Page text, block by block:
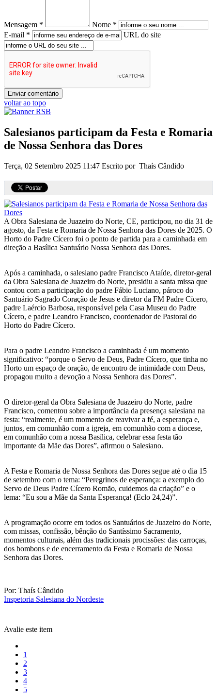
Mensagem *
Nome *
E-mail *
URL do site
voltar ao topo
Salesianos participam da Festa e Romaria
de Nossa Senhora das Dores
Terça, 02 Setembro 2025 11:47 Escrito por Thaís Cândido
A Obra Salesiana de Juazeiro do Norte, CE, participou, no dia 31 de
agosto, da Festa e Romaria de Nossa Senhora das Dores de 2025. O
Horto do Padre Cícero foi o ponto de partida para a caminhada em
direção a Basílica Santuário Nossa Senhora das Dores.
Após a caminhada, o salesiano padre Francisco Ataíde, diretor-geral
da Obra Salesiana de Juazeiro do Norte, presidiu a santa missa que
contou com a participação do padre Fábio Luciano, pároco do
Santuário Sagrado Coração de Jesus e diretor da FM Padre Cícero,
padre Laércio Barbosa, responsável pela Casa Museu do Padre
Cícero, e padre Leandro Francisco, coordenador de Pastoral do
Horto do Padre Cícero.
Para o padre Leandro Francisco a caminhada é um momento
significativo: “porque o Servo de Deus, Padre Cícero, que tinha no
Horto um espaço de oração, de encontro de intimidade com Deus,
propagou muito a devoção a Nossa Senhora das Dores”.
O diretor-geral da Obra Salesiana de Juazeiro do Norte, padre
Francisco, comentou sobre a importância da presença salesiana na
festa: “realmente, é um momento de reavivar a fé, a esperança e,
juntos, em comunhão com a igreja, em comunhão com a diocese,
em comunhão com a nossa Basílica, celebrar essa festa tão
importante da Mãe das Dores”, afirmou o Salesiano.
A Festa e Romaria de Nossa Senhora das Dores segue até o dia 15
de setembro com o tema: “Peregrinos de esperança: a exemplo do
Servo de Deus Padre Cícero Romão, cuidemos da criação” e o
lema: “Eu sou a Mãe da Santa Esperança! (Eclo 24,24)”.
A programação ocorre em todos os Santuários de Juazeiro do Norte,
com missas, confissão, bênção do Santíssimo Sacramento,
momentos culturais, além das tradicionais procissões: das carroças,
dos bombons e de encerramento da Festa e Romaria de Nossa
Senhora das Dores.
Por: Thaís Cândido
Inspetoria Salesiana do Nordeste
Avalie este item
1
2
3
4
5